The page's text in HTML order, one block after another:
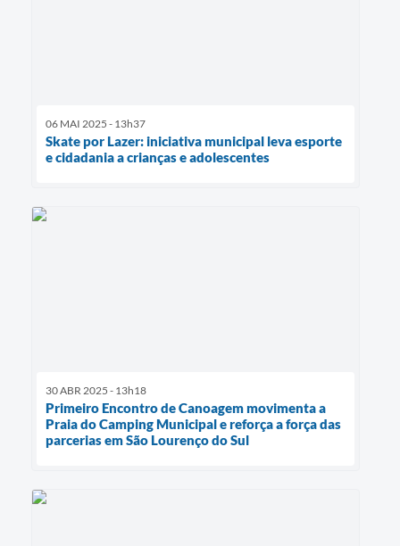
06 MAI 2025 - 13h37
Skate por Lazer: iniciativa municipal leva esporte
e cidadania a crianças e adolescentes
30 ABR 2025 - 13h18
Primeiro Encontro de Canoagem movimenta a
Praia do Camping Municipal e reforça a força das
parcerias em São Lourenço do Sul